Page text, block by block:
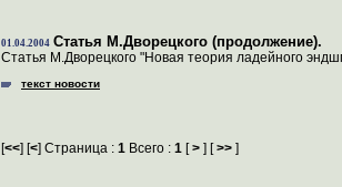
01.04.2004 Статья М.Дворецкого (продолжение).
Статья М.Дворецкого "Новая теория ладейного
текст новости
[<<] [<] Страница : 1 Всего : 1 [> ] [>> ]